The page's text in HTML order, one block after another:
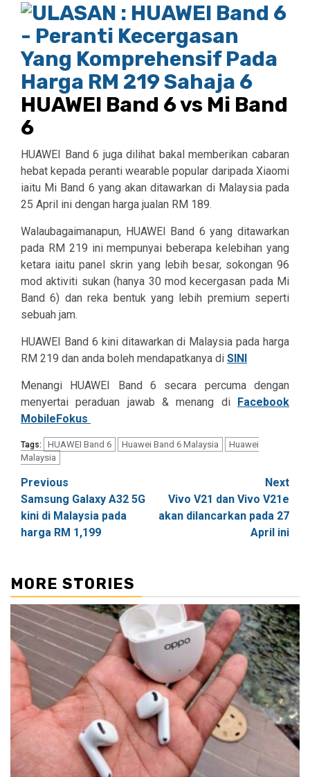
HUAWEI Band 6 vs Mi Band
6
HUAWEI Band 6 juga dilihat bakal memberikan cabaran
hebat kepada peranti wearable popular daripada Xiaomi
iaitu Mi Band 6 yang akan ditawarkan di Malaysia pada
25 April ini dengan harga jualan RM 189.
Walaubagaimanapun, HUAWEI Band 6 yang ditawarkan
pada RM 219 ini mempunyai beberapa kelebihan yang
ketara iaitu panel skrin yang lebih besar, sokongan 96
mod aktiviti sukan (hanya 30 mod kecergasan pada Mi
Band 6) dan reka bentuk yang lebih premium seperti
sebuah jam.
HUAWEI Band 6 kini ditawarkan di Malaysia pada harga
RM 219 dan anda boleh mendapatkanya di SINI
Menangi HUAWEI Band 6 secara percuma dengan
menyertai peraduan jawab & menang di Facebook
MobileFokus
Tags: HUAWEI Band 6 Huawei Band 6 Malaysia
Huawei
Malaysia
Post
navigation
Previous
Samsung Galaxy A32 5G
kini di Malaysia pada
harga RM 1,199
Next
Vivo V21 dan Vivo V21e
akan dilancarkan pada 27
April ini
MORE STORIES